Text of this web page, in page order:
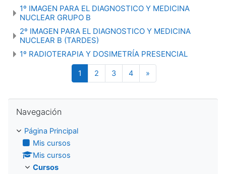
1º IMAGEN PARA EL DIAGNOSTICO Y MEDICINA
NUCLEAR GRUPO B
2º IMAGEN PARA EL DIAGNOSTICO Y MEDICINA
NUCLEAR B (TARDES)
1º RADIOTERAPIA Y DOSIMETRÍA PRESENCIAL
1 (actual)
2 3 4 »Siguiente página
Navegación
Página Principal
Mis cursos
Mis cursos
Cursos